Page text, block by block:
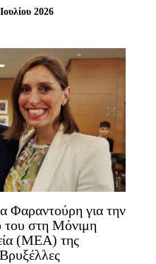
2026
Φαραντούρη για την
του στη Μόνιμη
(ΜΕΑ) της